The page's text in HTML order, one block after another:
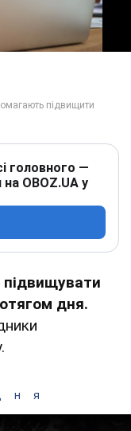
головного —
OBOZ.UA у
дня.